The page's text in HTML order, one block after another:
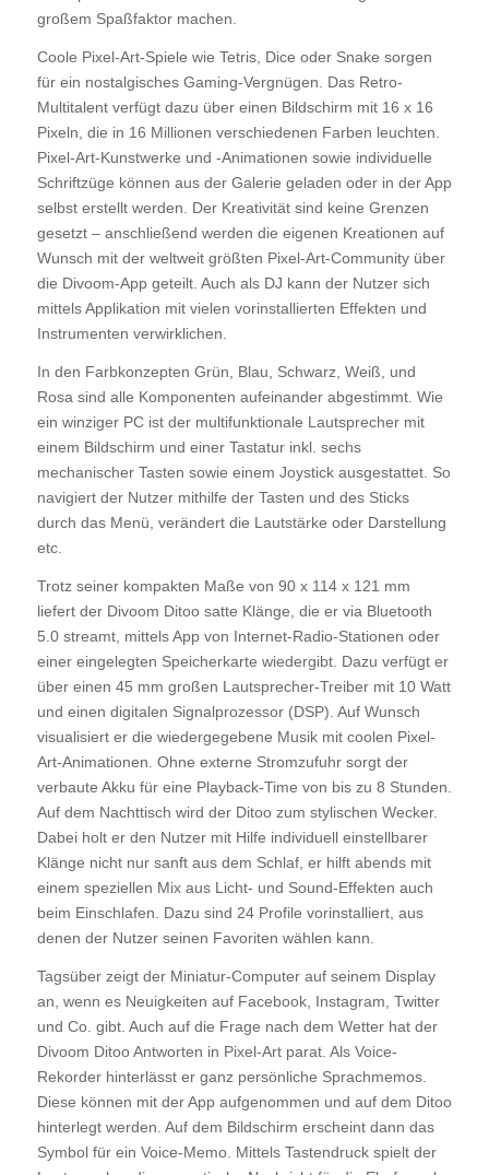
großem Spaßfaktor machen.
Coole Pixel-Art-Spiele wie Tetris, Dice oder Snake sorgen
für ein nostalgisches Gaming-Vergnügen. Das Retro-
Multitalent verfügt dazu über einen Bildschirm mit 16 x 16
Pixeln, die in 16 Millionen verschiedenen Farben leuchten.
Pixel-Art-Kunstwerke und -Animationen sowie individuelle
Schriftzüge können aus der Galerie geladen oder in der App
selbst erstellt werden. Der Kreativität sind keine Grenzen
gesetzt – anschließend werden die eigenen Kreationen auf
Wunsch mit der weltweit größten Pixel-Art-Community über
die Divoom-App geteilt. Auch als DJ kann der Nutzer sich
mittels Applikation mit vielen vorinstallierten Effekten und
Instrumenten verwirklichen.
In den Farbkonzepten Grün, Blau, Schwarz, Weiß, und
Rosa sind alle Komponenten aufeinander abgestimmt. Wie
ein winziger PC ist der multifunktionale Lautsprecher mit
einem Bildschirm und einer Tastatur inkl. sechs
mechanischer Tasten sowie einem Joystick ausgestattet. So
navigiert der Nutzer mithilfe der Tasten und des Sticks
durch das Menü, verändert die Lautstärke oder Darstellung
etc.
Trotz seiner kompakten Maße von 90 x 114 x 121 mm
liefert der Divoom Ditoo satte Klänge, die er via Bluetooth
5.0 streamt, mittels App von Internet-Radio-Stationen oder
einer eingelegten Speicherkarte wiedergibt. Dazu verfügt er
über einen 45 mm großen Lautsprecher-Treiber mit 10 Watt
und einen digitalen Signalprozessor (DSP). Auf Wunsch
visualisiert er die wiedergegebene Musik mit coolen Pixel-
Art-Animationen. Ohne externe Stromzufuhr sorgt der
verbaute Akku für eine Playback-Time von bis zu 8 Stunden.
Auf dem Nachttisch wird der Ditoo zum stylischen Wecker.
Dabei holt er den Nutzer mit Hilfe individuell einstellbarer
Klänge nicht nur sanft aus dem Schlaf, er hilft abends mit
einem speziellen Mix aus Licht- und Sound-Effekten auch
beim Einschlafen. Dazu sind 24 Profile vorinstalliert, aus
denen der Nutzer seinen Favoriten wählen kann.
Tagsüber zeigt der Miniatur-Computer auf seinem Display
an, wenn es Neuigkeiten auf Facebook, Instagram, Twitter
und Co. gibt. Auch auf die Frage nach dem Wetter hat der
Divoom Ditoo Antworten in Pixel-Art parat. Als Voice-
Rekorder hinterlässt er ganz persönliche Sprachmemos.
Diese können mit der App aufgenommen und auf dem Ditoo
hinterlegt werden. Auf dem Bildschirm erscheint dann das
Symbol für ein Voice-Memo. Mittels Tastendruck spielt der